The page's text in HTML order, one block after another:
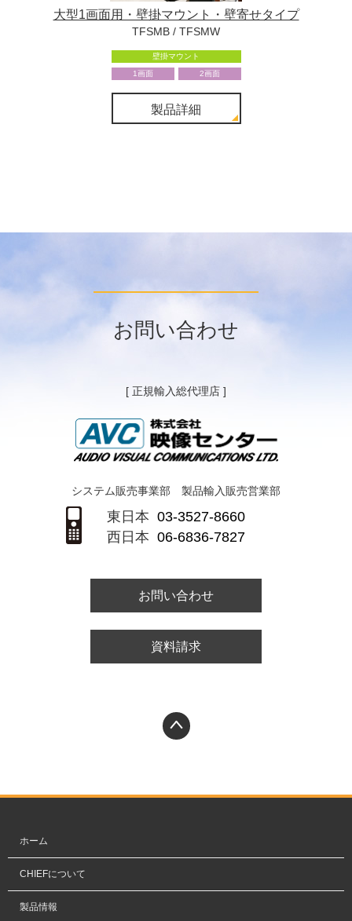
大型1画面用・壁掛マウント・壁寄せタイプ
TFSMB / TFSMW
壁掛マウント
1画面
2画面
製品詳細
お問い合わせ
[ 正規輸入総代理店 ]
システム販売事業部 製品輸入販売営業部
東日本 03-3527-8660
西日本 06-6836-7827
お問い合わせ
資料請求
ホーム
CHIEFについて
製品情報